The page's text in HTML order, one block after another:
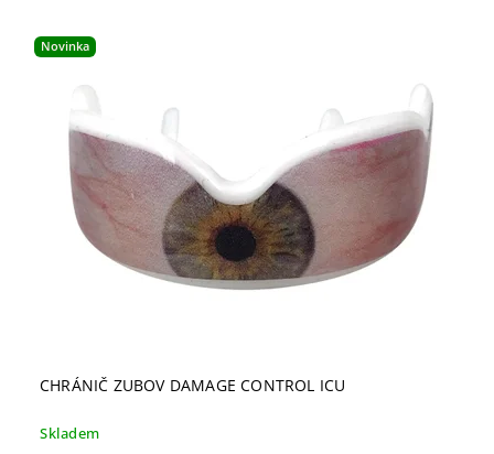
Novinka
CHRÁNIČ ZUBOV DAMAGE CONTROL ICU
Skladem